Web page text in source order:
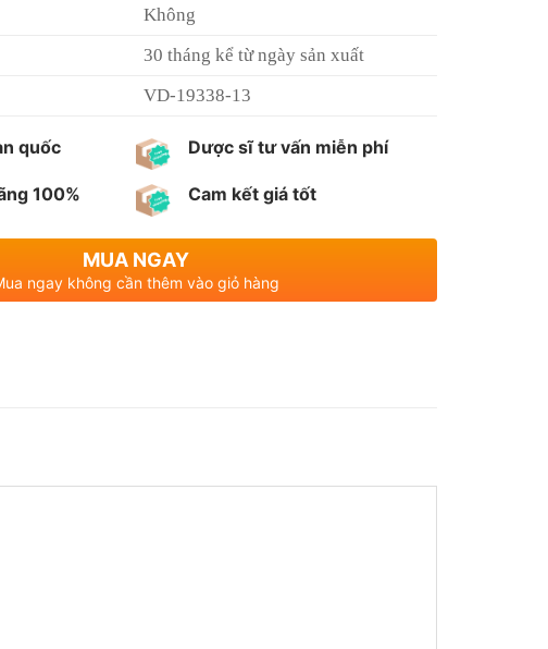
Không
30 tháng kể từ ngày sản xuất
VD-19338-13
quốc
100%
Dược sĩ tư vấn miễn phí
Cam kết giá tốt
MUA NGAY
ngay không cần thêm vào giỏ hàng